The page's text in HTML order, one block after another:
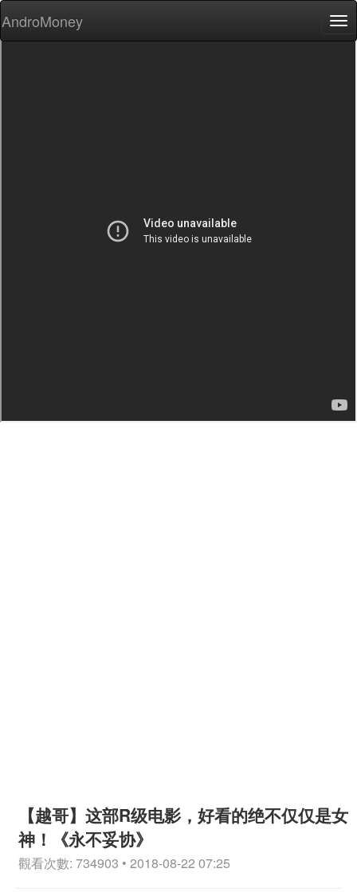
AndroMoney
【越哥】这部R级电影，好看的绝不仅仅是女
神！《永不妥协》
觀看次數: 734903 • 2018-08-22 07:25